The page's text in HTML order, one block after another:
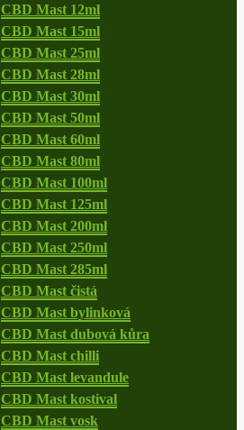
CBD Mast 12ml
CBD Mast 15ml
CBD Mast 25ml
CBD Mast 28ml
CBD Mast 30ml
CBD Mast 50ml
CBD Mast 60ml
CBD Mast 80ml
CBD Mast 100ml
CBD Mast 125ml
CBD Mast 200ml
CBD Mast 250ml
CBD Mast 285ml
CBD Mast čistá
CBD Mast bylinková
CBD Mast dubová kůra
CBD Mast chilli
CBD Mast levandule
CBD Mast kostival
CBD Mast vosk